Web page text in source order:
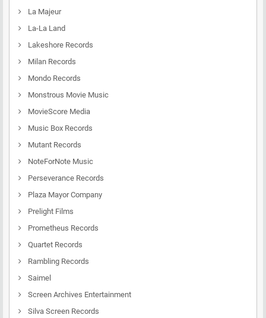
La Majeur
La-La Land
Lakeshore Records
Milan Records
Mondo Records
Monstrous Movie Music
MovieScore Media
Music Box Records
Mutant Records
NoteForNote Music
Perseverance Records
Plaza Mayor Company
Prelight Films
Prometheus Records
Quartet Records
Rambling Records
Saimel
Screen Archives Entertainment
Silva Screen Records